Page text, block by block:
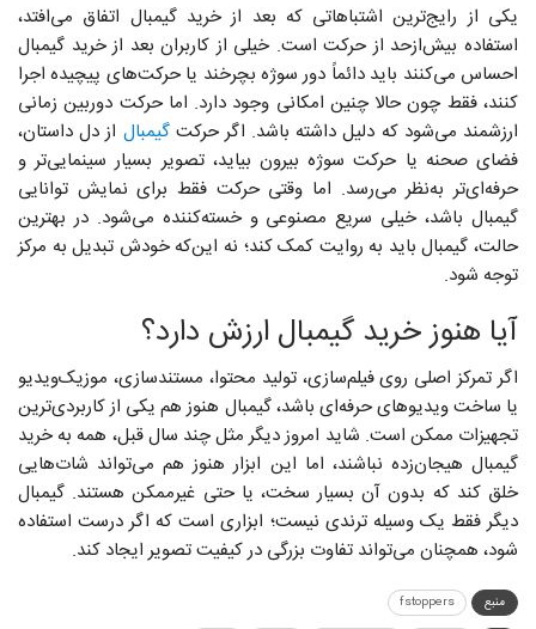
یکی از رایج‌ترین اشتباهاتی که بعد از خرید گیمبال اتفاق می‌افتد،
استفاده بیش‌ازحد از حرکت است. خیلی از کاربران بعد از خرید گیمبال
احساس می‌کنند باید دائماً دور سوژه بچرخند یا حرکت‌های پیچیده اجرا
کنند، فقط چون حالا چنین امکانی وجود دارد. اما حرکت دوربین زمانی
ارزشمند می‌شود که دلیل داشته باشد. اگر حرکتگیمبال از دل داستان،
فضای صحنه یا حرکت سوژه بیرون بیاید، تصویر بسیار سینمایی‌تر و
حرفه‌ای‌تر به‌نظر می‌رسد. اما وقتی حرکت فقط برای نمایش توانایی
گیمبال باشد، خیلی سریع مصنوعی و خسته‌کننده می‌شود. در بهترین
حالت، گیمبال باید به روایت کمک کند؛ نه این‌که خودش تبدیل به مرکز
توجه شود.
آیا هنوز خرید گیمبال ارزش دارد؟
اگر تمرکز اصلی روی فیلم‌سازی، تولید محتوا، مستندسازی، موزیک‌ویدیو
یا ساخت ویدیوهای حرفه‌ای باشد، گیمبال هنوز هم یکی از کاربردی‌ترین
تجهیزات ممکن است. شاید امروز دیگر مثل چند سال قبل، همه به خرید
گیمبال هیجان‌زده نباشند، اما این ابزار هنوز هم می‌تواند شات‌هایی
خلق کند که بدون آن بسیار سخت، یا حتی غیرممکن هستند. گیمبال
دیگر فقط یک وسیله ترندی نیست؛ ابزاری است که اگر درست استفاده
شود، همچنان می‌تواند تفاوت بزرگی در کیفیت تصویر ایجاد کند.
منبع fstoppers